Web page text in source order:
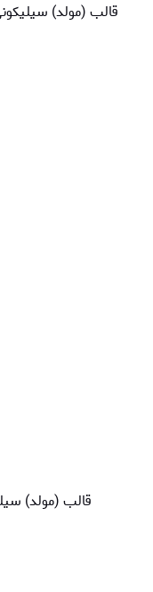
قالب (مولد)
قالب (مولد)